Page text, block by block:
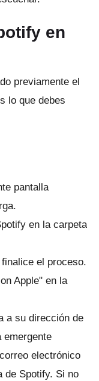
en
previamente el
lo que debes
pantalla
en la carpeta
el proceso.
Apple" en la
a su dirección de
emergente
electrónico
de Spotify. Si no